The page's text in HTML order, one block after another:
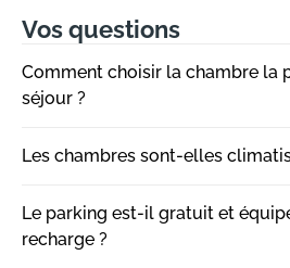
Vos questions
Comment choisir la chambre la
séjour ?
Les chambres sont-elles
Le parking est-il gratuit et
recharge ?